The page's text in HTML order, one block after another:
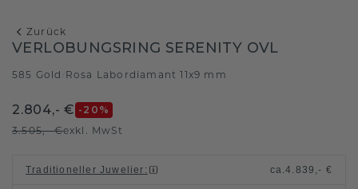
Zurück
VERLOBUNGSRING SERENITY OVL
585 Gold Rosa Labordiamant 11x9 mm
2.804,- € -20 %
3.505,- €exkl. MwSt
Traditioneller Juwelier : ca.4.839,- €